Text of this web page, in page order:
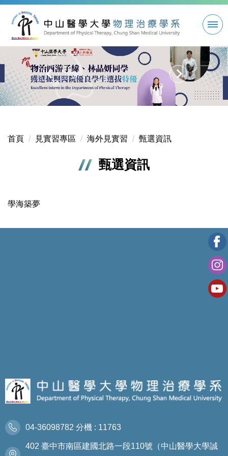
到
要
容
區
首頁 見實習專區 海外見實習 甄選資訊
甄選資訊
學海築夢
04-36098782 分機 : 11763
402 臺中市南區建國北路一段110號（中山醫學大學誠